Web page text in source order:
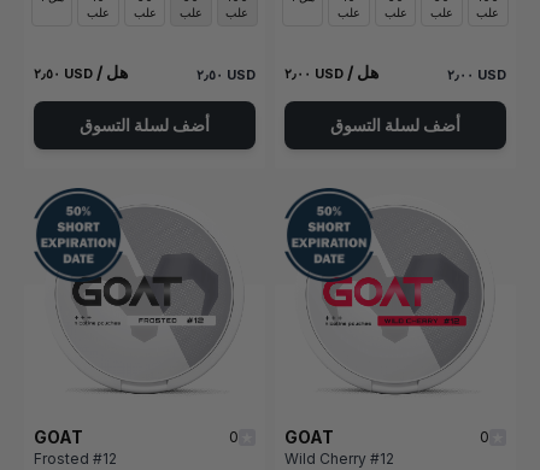
علب
علب
علب
علب
٢٫٥٠ USD / هل ٢٫٥٠ USD
أضف لسلة التسوق
علب
علب
علب
علب
٢٫٠٠ USD / هل ٢٫٠٠ USD
أضف لسلة التسوق
GOAT
0
Frosted #12
GOAT
0
Wild Cherry #12